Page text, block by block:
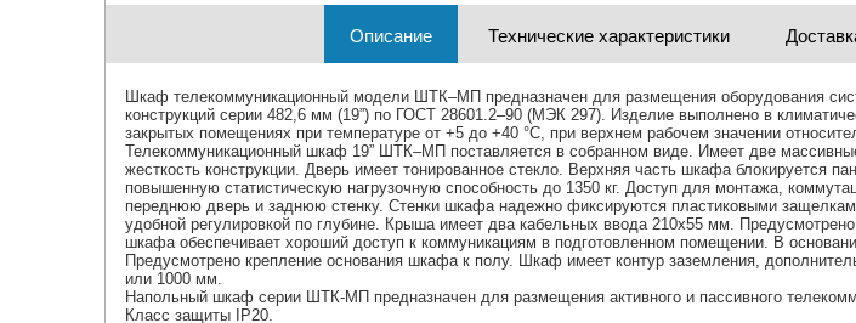
Описание Технические характеристики
Шкаф телекоммуникационный модели ШТК–МП предназначен для размещения оборудования
конструкций серии 482,6 мм (19”) по ГОСТ 28601.2–90 (МЭК 297). Изделие выполнено в
закрытых помещениях при температуре от +5 до +40 °С, при верхнем рабочем значении
Телекоммуникационный шкаф 19” ШТК–МП поставляется в собранном виде. Имеет две
жесткость конструкции. Дверь имеет тонированное стекло. Верхняя часть шкафа
повышенную статистическую нагрузочную способность до 1350 кг. Доступ для монтажа,
переднюю дверь и заднюю стенку. Стенки шкафа надежно фиксируются пластиковыми
удобной регулировкой по глубине. Крыша имеет два кабельных ввода 210х55 мм.
шкафа обеспечивает хороший доступ к коммуникациям в подготовленном помещении. В
Предусмотрено крепление основания шкафа к полу. Шкаф имеет контур заземления,
или 1000 мм.
Напольный шкаф серии ШТК-МП предназначен для размещения активного и пассивного
Класс защиты IP20.